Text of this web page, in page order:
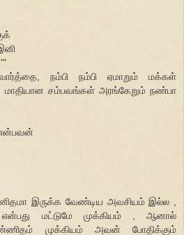
நம்பி நம்பி ஏமாறும் மக்கள்
மாதியான சம்பவங்கள் அரங்கேறும் நண்பா
என்பவன்
இருக்க வேண்டிய அவசியம் இல்ல ,
மட்டுமே முக்கியம் , ஆனால்
முக்கியம் அவன் போதிக்கும்